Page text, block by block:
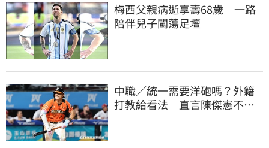
梅西父親病逝享壽68歲 一路
陪伴兒子闖蕩足壇
中職／統一需要洋砲嗎？外籍
打教給看法 直言陳傑憲不能